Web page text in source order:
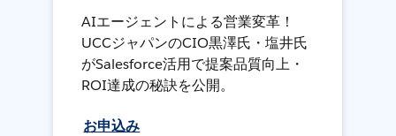
AIエージェントによる営業変革！
UCCジャパンのCIO黒澤氏・塩井氏
がSalesforce活用で提案品質向上・
ROI達成の秘訣を公開。
お申込み